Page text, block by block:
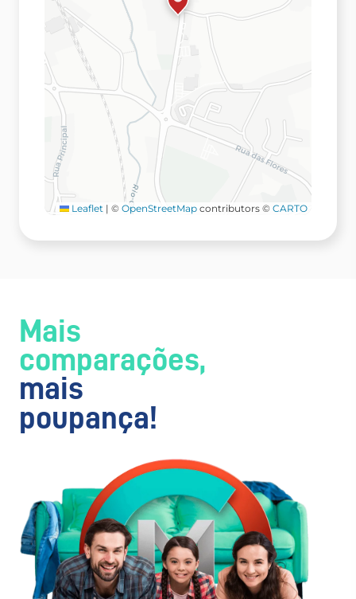
Leaflet | © OpenStreetMap contributors © CARTO
Mais
comparações,
mais
poupança!